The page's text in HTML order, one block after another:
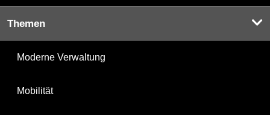
Themen
Moderne Verwaltung
Mobilität